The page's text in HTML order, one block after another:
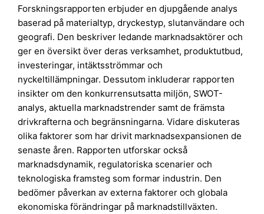
Forskningsrapporten erbjuder en djupgående analys
baserad på materialtyp, dryckestyp, slutanvändare och
geografi. Den beskriver ledande marknadsaktörer och
ger en översikt över deras verksamhet, produktutbud,
investeringar, intäktsströmmar och
nyckeltillämpningar. Dessutom inkluderar rapporten
insikter om den konkurrensutsatta miljön, SWOT-
analys, aktuella marknadstrender samt de främsta
drivkrafterna och begränsningarna. Vidare diskuteras
olika faktorer som har drivit marknadsexpansionen de
senaste åren. Rapporten utforskar också
marknadsdynamik, regulatoriska scenarier och
teknologiska framsteg som formar industrin. Den
bedömer påverkan av externa faktorer och globala
ekonomiska förändringar på marknadstillväxten.